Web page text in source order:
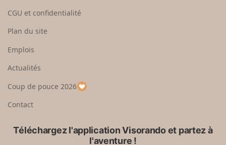
e
u
p
a
CGU et confidentialité
Plan du site
Emplois
Actualités
Coup de pouce 2026
Contact
Téléchargez l'application Visorando et partez à
l'aventure !